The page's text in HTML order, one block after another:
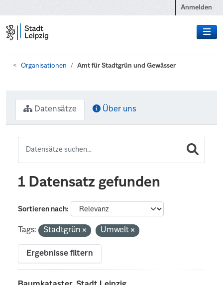
Anmelden
Organisationen Amt für Stadtgrün und Gewässer
Datensätze Über uns
1 Datensatz gefunden
Sortieren nach
Tags: Stadtgrün Umwelt
Ergebnisse filtern